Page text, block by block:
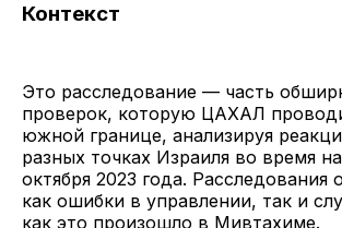
Контекст
Это расследование — часть
проверок, которую ЦАХАЛ
южной границе, анализируя
разных точках Израиля во время
октября 2023 года. Расследования
как ошибки в управлении, так и
как это произошло в Мивтахиме.